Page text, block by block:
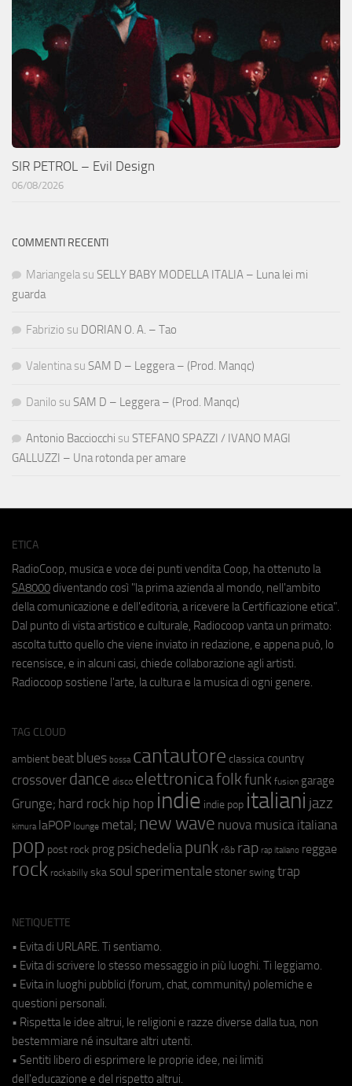
SIR PETROL – Evil Design
06/08/2026
COMMENTI RECENTI
Mariangela su SELLY BABY MODELLA ITALIA – Luna lei mi
guarda
Fabrizio su DORIAN O. A. – Tao
Valentina su SAM D – Leggera – (Prod. Manqc)
Danilo su SAM D – Leggera – (Prod. Manqc)
Antonio Bacciocchi su STEFANO SPAZZI / IVANO MAGI
GALLUZZI – Una rotonda per amare
ETICA
RadioCoop, musica e voce dei punti vendita Coop, ha ottenuto la
SA8000 diventando così "la prima azienda al mondo, nell'ambito
della comunicazione e dell'editoria, a ricevere la Certificazione etica".
Dal punto di vista artistico e culturale, Radiocoop vanta un primato:
ascolta tutto quello che viene inviato in redazione, e appena può, lo
recensisce, e in alcuni casi, chiede collaborazione agli artisti.
Radiocoop sostiene l'arte, la cultura e la musica di ogni genere.
TAG CLOUD
ambient beat blues bossa cantautore classica country
crossover dance disco elettronicafolkfunk fusion garage
Grunge; hard rock hip hop indie indie pop italiani jazz
kimura laPOP lounge metal; new wave nuova musica italiana
pop post rock prog psichedeliapunk r&b rap rap italiano reggae
rock rockabilly ska soul sperimentale stoner swing trap
NETIQUETTE
• Evita di URLARE. Ti sentiamo.
• Evita di scrivere lo stesso messaggio in più luoghi. Ti leggiamo.
• Evita in luoghi pubblici (forum, chat, community) polemiche e
questioni personali.
• Rispetta le idee altrui, le religioni e razze diverse dalla tua, non
bestemmiare né insultare altri utenti.
• Sentiti libero di esprimere le proprie idee, nei limiti
dell'educazione e del rispetto altrui.